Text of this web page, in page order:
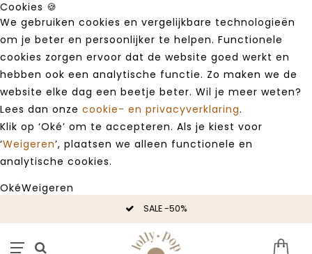
Cookies 🍪
We gebruiken cookies en vergelijkbare technologieën
om je beter en persoonlijker te helpen. Functionele
cookies zorgen ervoor dat de website goed werkt en
hebben ook een analytische functie. Zo maken we de
website elke dag een beetje beter. Wil je meer weten?
Lees dan onze cookie- en privacyverklaring.
Klik op ‘Oké’ om te accepteren. Als je kiest voor
‘Weigeren’, plaatsen we alleen functionele en
analytische cookies.
OkéWeigeren
SALE -50%